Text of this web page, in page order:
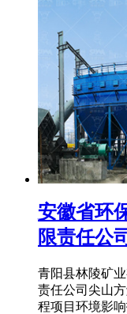
安徽省环
限责任公
青阳县林陵矿
责任公司尖山
程项目环境影